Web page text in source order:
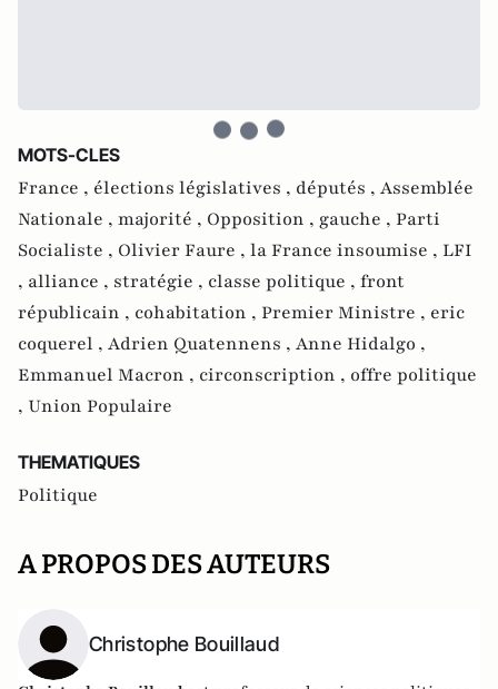
MOTS-CLES
France , élections législatives , députés , Assemblée
Nationale , majorité , Opposition , gauche , Parti
Socialiste , Olivier Faure , la France insoumise , LFI
, alliance , stratégie , classe politique , front
républicain , cohabitation , Premier Ministre , eric
coquerel , Adrien Quatennens , Anne Hidalgo ,
Emmanuel Macron , circonscription , offre politique
, Union Populaire
THEMATIQUES
Politique
A PROPOS DES AUTEURS
Christophe Bouillaud